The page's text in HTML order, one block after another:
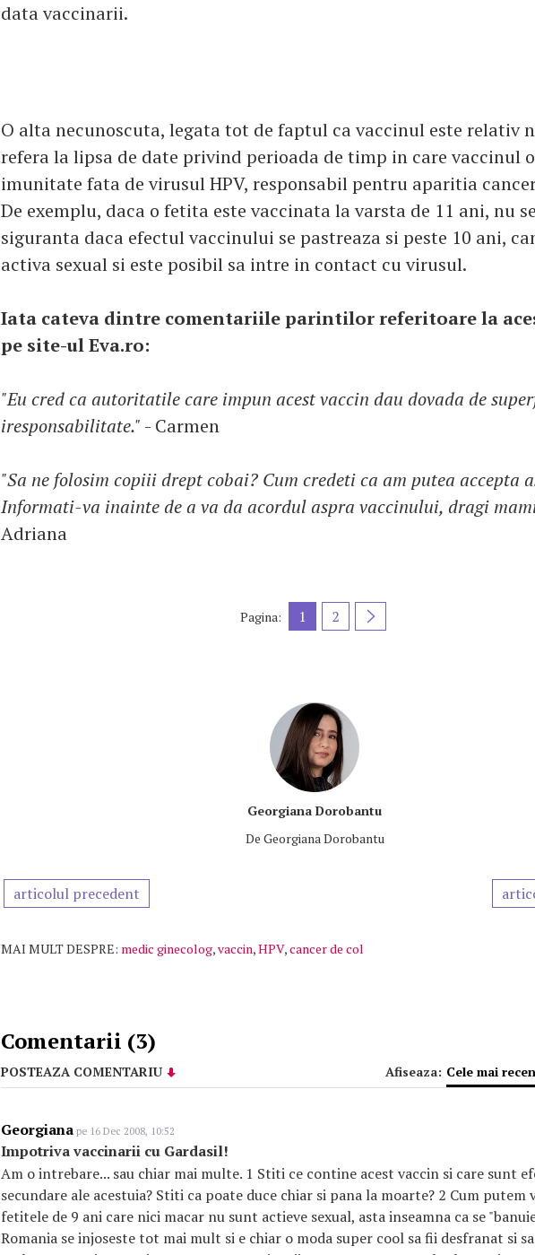
data vaccinarii.
O alta necunoscuta, legata tot de faptul ca vaccinul este relativ
refera la lipsa de date privind perioada de timp in care vaccinul
imunitate fata de virusul HPV, responsabil pentru aparitia
De exemplu, daca o fetita este vaccinata la varsta de 11 ani, nu
siguranta daca efectul vaccinului se pastreaza si peste 10 ani,
activa sexual si este posibil sa intre in contact cu virusul.
Iata cateva dintre comentariile parintilor referitoare la
pe site-ul Eva.ro:
"Eu cred ca autoritatile care impun acest vaccin dau dovada de
iresponsabilitate." - Carmen
"Sa ne folosim copiii drept cobai? Cum credeti ca am putea accepta
Informati-va inainte de a va da acordul aspra vaccinului, dragi
Adriana
Pagina: 1 2
Georgiana Dorobantu
De Georgiana Dorobantu
articolul precedent
MAI MULT DESPRE: medic ginecolog,vaccin,HPV,cancer de col
Comentarii (3)
POSTEAZA COMENTARIU Afiseaza: Cele mai
Georgiana pe 16 Dec 2008, 10:52
Impotriva vaccinarii cu Gardasil!
Am o intrebare... sau chiar mai multe. 1 Stiti ce contine acest vaccin si care sunt
secundare ale acestuia? Stiti ca poate duce chiar si pana la moarte? 2 Cum putem
fetitele de 9 ani care nici macar nu sunt actieve sexual, asta inseamna ca se
Romania se injoseste tot mai mult si e chiar o moda super cool sa fii desfranat si